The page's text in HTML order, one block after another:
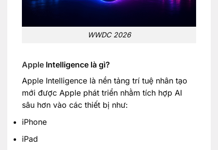
WWDC 2026
AppleIntelligence là gì?
Apple Intelligence là nền tảng trí tuệ nhân tạo
mới được Apple phát triển nhằm tích hợp AI
sâu hơn vào các thiết bị như:
iPhone
iPad